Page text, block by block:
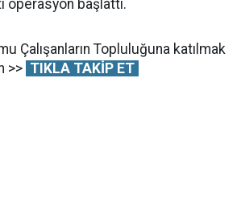
operasyon başlattı.
Çalışanların Topluluğuna katılmak
>> TIKLA TAKİP ET